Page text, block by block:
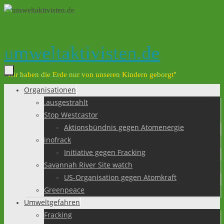
Zum
umweltaktivisten.de
"Wir haben die Erde nur von unseren Kindern geborgt"
Zum
Organisationen
.ausgestrahlt
Stop Westcastor
Aktionsbündnis gegen Atomenergie
inofrack
Initiative gegen Fracking
Savannah River Site watch
US-Organisation gegen Atomkraft
Greenpeace
Umweltgefahren
Fracking